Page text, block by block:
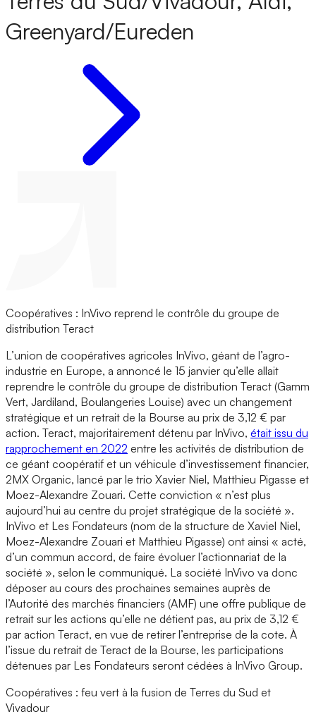
Greenyard/Eureden
Coopératives : InVivo reprend le contrôle du groupe de
distribution Teract
L’union de coopératives agricoles InVivo, géant de l’agro-
industrie en Europe, a annoncé le 15 janvier qu’elle allait
reprendre le contrôle du groupe de distribution Teract (Gamm
Vert, Jardiland, Boulangeries Louise) avec un changement
stratégique et un retrait de la Bourse au prix de 3,12 € par
action. Teract, majoritairement détenu par InVivo, était issu du
rapprochement en 2022 entre les activités de distribution de
ce géant coopératif et un véhicule d’investissement financier,
2MX Organic, lancé par le trio Xavier Niel, Matthieu Pigasse et
Moez-Alexandre Zouari. Cette conviction « n’est plus
aujourd’hui au centre du projet stratégique de la société ».
InVivo et Les Fondateurs (nom de la structure de Xaviel Niel,
Moez-Alexandre Zouari et Matthieu Pigasse) ont ainsi « acté,
d’un commun accord, de faire évoluer l’actionnariat de la
société », selon le communiqué. La société InVivo va donc
déposer au cours des prochaines semaines auprès de
l’Autorité des marchés financiers (AMF) une offre publique de
retrait sur les actions qu’elle ne détient pas, au prix de 3,12 €
par action Teract, en vue de retirer l’entreprise de la cote. À
l’issue du retrait de Teract de la Bourse, les participations
détenues par Les Fondateurs seront cédées à InVivo Group.
Coopératives : feu vert à la fusion de Terres du Sud et
Vivadour